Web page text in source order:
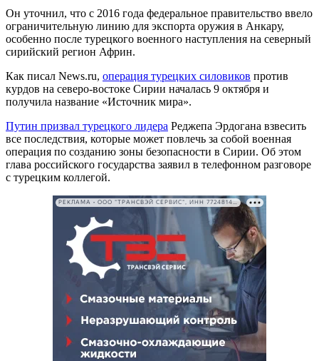
Он уточнил, что с 2016 года федеральное правительство ввело
ограничительную линию для экспорта оружия в Анкару,
особенно после турецкого военного наступления на северный
сирийский регион Африн.
Как писал News.ru, операция турецких силовиков против
курдов на северо-востоке Сирии началась 9 октября и
получила название «Источник мира».
Путин призвал турецкого лидера Реджепа Эрдогана взвесить
все последствия, которые может повлечь за собой военная
операция по созданию зоны безопасности в Сирии. Об этом
глава российского государства заявил в телефонном разговоре
с турецким коллегой.
РЕКЛАМА • ООО "ТРАНСВЭЙ СЕРВИС", ИНН 7724814198